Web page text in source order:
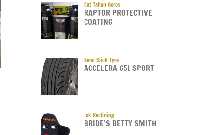
Cat Tahan Gores
RAPTOR PROTECTIVE
COATING
Semi Slick Tyre
ACCELERA 651 SPORT
Jok Reclining
BRIDE’S BETTY SMITH